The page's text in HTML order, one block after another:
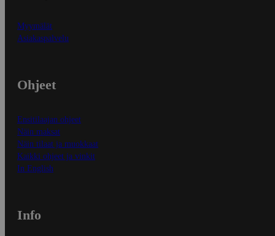
Myymälät
Asiakaspalvelu
Ohjeet
Ensitilaajan ohjeet
Näin maksat
Näin tilaat ja muokkaat
Kaikki ohjeet ja vinkit
In English
Info